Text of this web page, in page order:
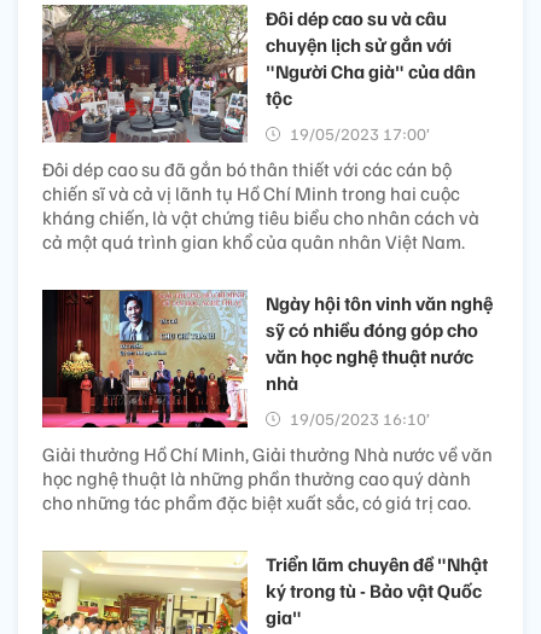
Đôi dép cao su và câu
chuyện lịch sử gắn với
"Người Cha già" của dân
tộc
19/05/2023 17:00’
Đôi dép cao su đã gắn bó thân thiết với các cán bộ
chiến sĩ và cả vị lãnh tụ Hồ Chí Minh trong hai cuộc
kháng chiến, là vật chứng tiêu biểu cho nhân cách và
cả một quá trình gian khổ của quân nhân Việt Nam.
Ngày hội tôn vinh văn nghệ
sỹ có nhiều đóng góp cho
văn học nghệ thuật nước
nhà
19/05/2023 16:10’
Giải thưởng Hồ Chí Minh, Giải thưởng Nhà nước về văn
học nghệ thuật là những phần thưởng cao quý dành
cho những tác phẩm đặc biệt xuất sắc, có giá trị cao.
Triển lãm chuyên đề "Nhật
ký trong tù - Bảo vật Quốc
gia"